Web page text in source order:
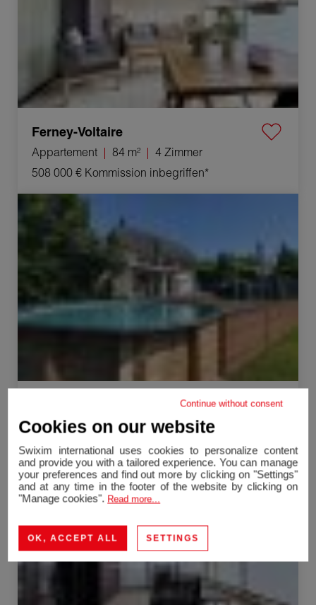
Ferney-Voltaire
Appartement 84 m²
4 Zimmer
508 000 € Kommission inbegriffen*
Verkauf Haus Crozet 6 Zimmer 195 m²
Haus 195 m²
6 Zimmer
809 000 €Kommission inbegriffen*
Verkauf Appartement Ferney-Voltaire 4 Zimmer 84 m²
Exklusives Angebot
Continue without consent
Cookies on our website
Swixim international uses cookies to personalize content
and provide you with a tailored experience. You can manage
your preferences and find out more by clicking on "Settings"
and at any time in the footer of the website by clicking on
"Manage cookies". Read more...
OK, ACCEPT ALL SETTINGS